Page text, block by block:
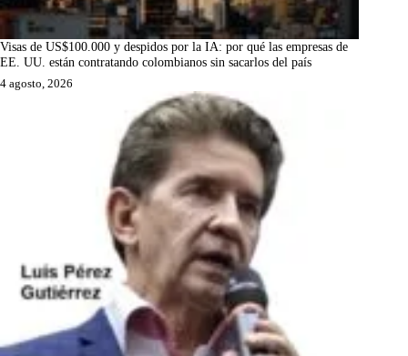
Visas de US$100.000 y despidos por la IA: por qué las empresas de
EE. UU. están contratando colombianos sin sacarlos del país
4 agosto, 2026